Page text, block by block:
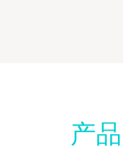
产